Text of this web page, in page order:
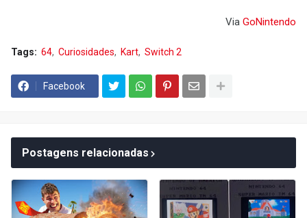
Via GoNintendo
Tags: 64 Curiosidades Kart Switch 2
Facebook
Postagens relacionadas